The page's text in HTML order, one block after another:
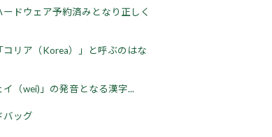
ドウェア予約済みとなり正しく
リア（Korea）」と呼ぶのはな
（wei)」の発音となる漢字...
バッグ